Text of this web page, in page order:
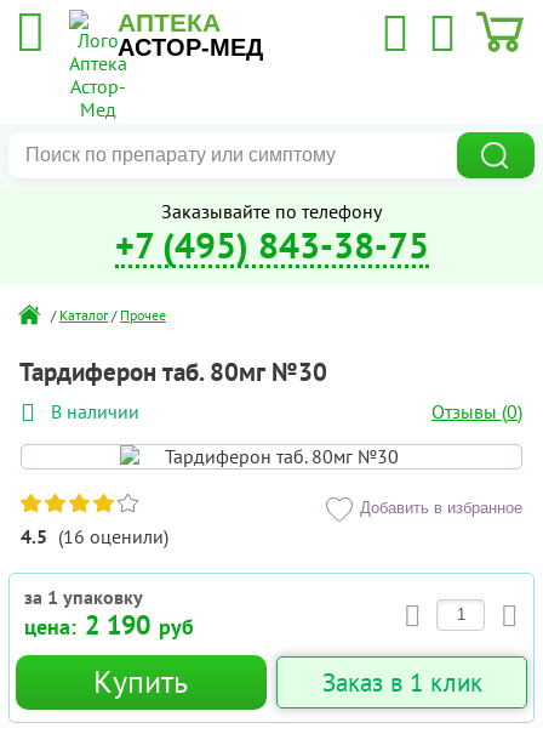
АПТЕКА
АСТОР-МЕД
Заказывайте по телефону
+7 (495) 843-38-75
/ Каталог / Прочее
Тардиферон таб. 80мг №30
В наличии Отзывы (0)
4.5 (16 оценили)
Добавить в избранное
за 1 упаковку
цена: 2 190 руб
Купить Заказ в 1 клик